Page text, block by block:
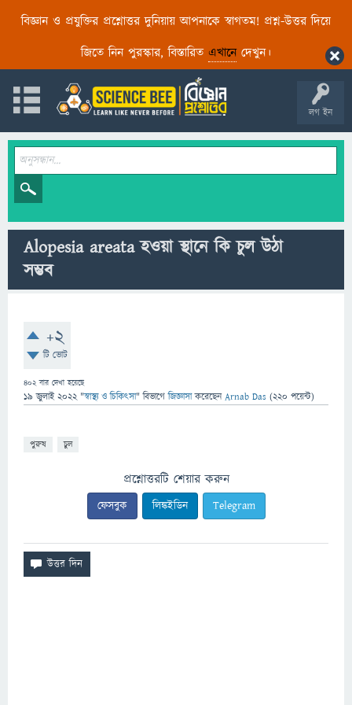
বিজ্ঞান ও প্রযুক্তির প্রশ্নোত্তর দুনিয়ায় আপনাকে স্বাগতম! প্রশ্ন-উত্তর দিয়ে
জিতে নিন পুরস্কার, বিস্তারিত এখানেদেখুন।
লগ ইন
Alopesia areata হওয়া স্থানে কি চুল উঠা
সম্ভব
+2
টি ভোট
402বার দেখা হয়েছে
19 জুলাই 2022 "স্বাস্থ্য ও চিকিৎসা" বিভাগে জিজ্ঞাসাকরেছেনArnab Das (220 পয়েন্ট)
পুরুষ চুল
প্রশ্নোত্তরটি শেয়ার করুন
ফেসবুক লিঙ্কইডিন Telegram